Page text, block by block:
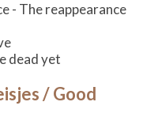
- The reappearance
dead yet
/ Good